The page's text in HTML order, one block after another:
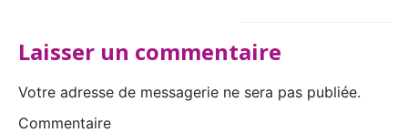
Laisser un commentaire
Votre adresse de messagerie ne sera pas publiée.
Commentaire